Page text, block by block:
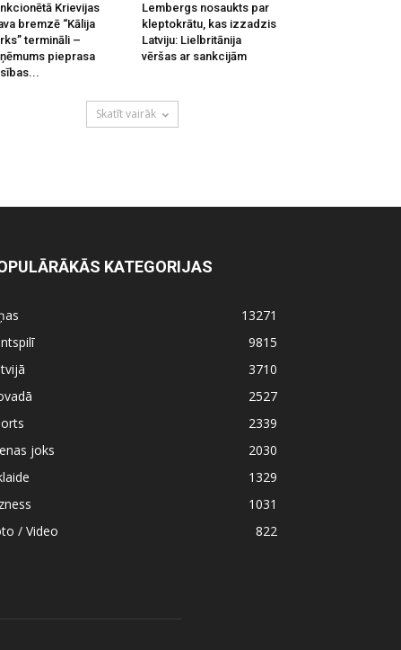
Krievijas
bremzē “Kālija
termināli –
pieprasa
Lembergs nosaukts par
kleptokrātu, kas izzadzis
Latviju: Lielbritānija
vēršas ar sankcijām
Skatīt vairāk
KATEGORIJAS
13271
9815
3710
2527
2339
joks
2030
1329
1031
/ Video
822